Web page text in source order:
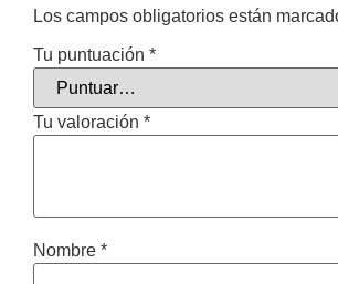
Los campos obligatorios están
Tu puntuación *
Tu valoración *
Nombre *